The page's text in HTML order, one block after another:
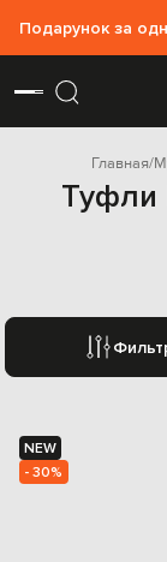
Подарунок за
Главная
Туфли
NEW
- 30%